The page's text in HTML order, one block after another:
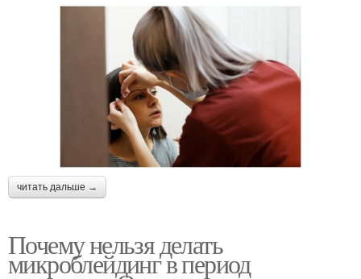
читать дальше →
Почему нельзя делать
микроблейдинг в период